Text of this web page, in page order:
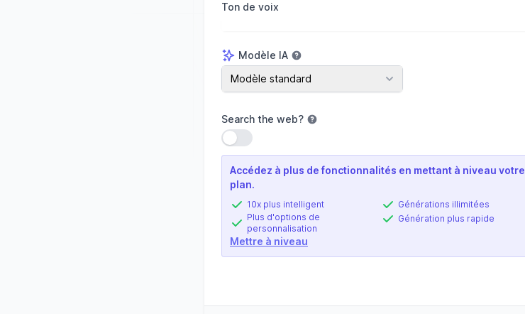
Ton de voix
Modèle IA
Modèle IA
Modèle standard
Search the web?
Utiliser le paramètre
Accédez à plus de fonctionnalités en mettant à niveau votre
plan.
10x plus intelligent
Plus d'options de
personnalisation
Générations illimitées
Génération plus rapide
Mettre à niveau